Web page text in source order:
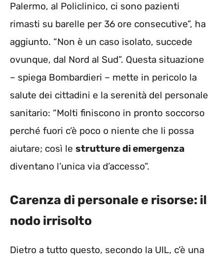
Palermo, al Policlinico, ci sono pazienti
rimasti su barelle per 36 ore consecutive”, ha
aggiunto. “Non è un caso isolato, succede
ovunque, dal Nord al Sud”. Questa situazione
– spiega Bombardieri – mette in pericolo la
salute dei cittadini e la serenità del personale
sanitario: “Molti finiscono in pronto soccorso
perché fuori c’è poco o niente che li possa
aiutare; così le strutture di emergenza
diventano l’unica via d’accesso”.
Carenza di personale e risorse: il
nodo irrisolto
Dietro a tutto questo, secondo la UIL, c’è una